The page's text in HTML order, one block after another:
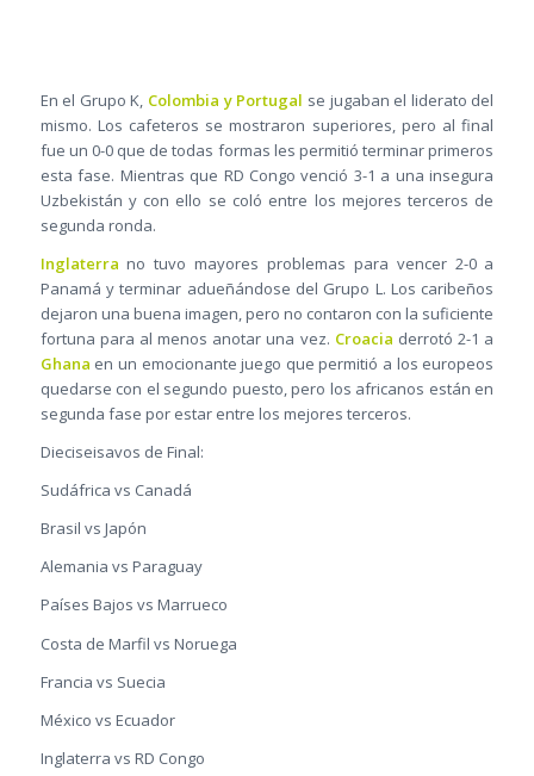
En el Grupo K, Colombia y Portugal se jugaban el liderato del
mismo. Los cafeteros se mostraron superiores, pero al final
fue un 0-0 que de todas formas les permitió terminar primeros
esta fase. Mientras que RD Congo venció 3-1 a una insegura
Uzbekistán y con ello se coló entre los mejores terceros de
segunda ronda.
Inglaterra no tuvo mayores problemas para vencer 2-0 a
Panamá y terminar adueñándose del Grupo L. Los caribeños
dejaron una buena imagen, pero no contaron con la suficiente
fortuna para al menos anotar una vez. Croacia derrotó 2-1 a
Ghana en un emocionante juego que permitió a los europeos
quedarse con el segundo puesto, pero los africanos están en
segunda fase por estar entre los mejores terceros.
Dieciseisavos de Final:
Sudáfrica vs Canadá
Brasil vs Japón
Alemania vs Paraguay
Países Bajos vs Marrueco
Costa de Marfil vs Noruega
Francia vs Suecia
México vs Ecuador
Inglaterra vs RD Congo